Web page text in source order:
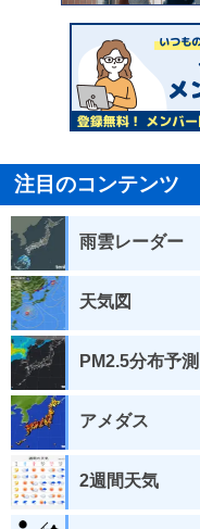
注目のコンテンツ
雨雲レーダー
天気図
PM2.5分布予測
アメダス
2週間天気